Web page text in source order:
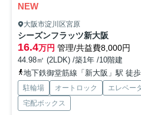
NEW
大阪市淀川区宮原
シーズンフラッツ新大阪
16.4万円 管理/共益費8,000円
44.98㎡ (2LDK) /築1年 /10階建
地下鉄御堂筋線「新大阪」駅 徒
駐輪場 オートロック エレベー
宅配ボックス